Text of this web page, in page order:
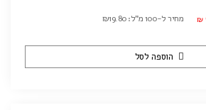
₪ מחיר ל-100 מ"ל: ₪19.80
הוספה לסל